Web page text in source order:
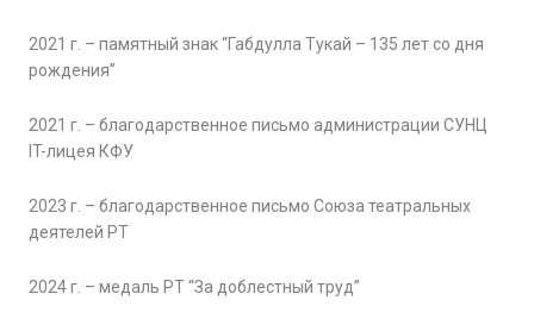
2021 г. – памятный знак “Габдулла Тукай – 135 лет со дня
рождения”
2021 г. – благодарственное письмо администрации СУНЦ
IT-лицея КФУ
2023 г. – благодарственное письмо Союза театральных
деятелей РТ
2024 г. – медаль РТ “За доблестный труд”